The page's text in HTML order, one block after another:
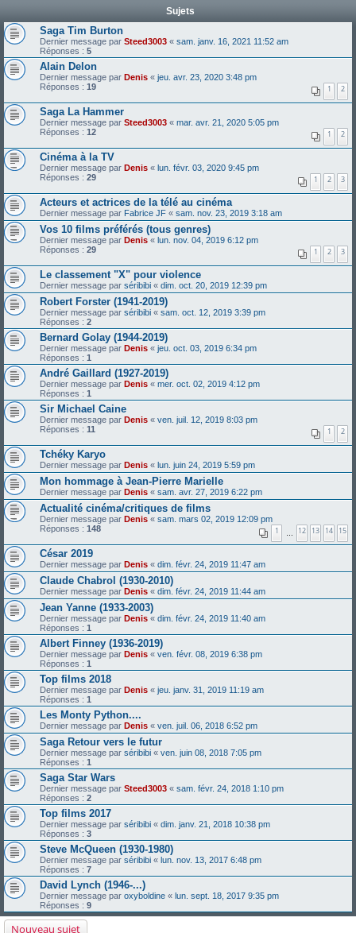
Sujets
Saga Tim Burton
Dernier message par Steed3003 « sam. janv. 16, 2021 11:52 am
Réponses : 5
Alain Delon
Dernier message par Denis « jeu. avr. 23, 2020 3:48 pm
Réponses : 19 1 2
Saga La Hammer
Dernier message par Steed3003 « mar. avr. 21, 2020 5:05 pm
Réponses : 12 1 2
Cinéma à la TV
Dernier message par Denis « lun. févr. 03, 2020 9:45 pm
Réponses : 29 1 2 3
Acteurs et actrices de la télé au cinéma
Dernier message par Fabrice JF « sam. nov. 23, 2019 3:18 am
Vos 10 films préférés (tous genres)
Dernier message par Denis « lun. nov. 04, 2019 6:12 pm
Réponses : 29 1 2 3
Le classement "X" pour violence
Dernier message par séribibi « dim. oct. 20, 2019 12:39 pm
Robert Forster (1941-2019)
Dernier message par séribibi « sam. oct. 12, 2019 3:39 pm
Réponses : 2
Bernard Golay (1944-2019)
Dernier message par Denis « jeu. oct. 03, 2019 6:34 pm
Réponses : 1
André Gaillard (1927-2019)
Dernier message par Denis « mer. oct. 02, 2019 4:12 pm
Réponses : 1
Sir Michael Caine
Dernier message par Denis « ven. juil. 12, 2019 8:03 pm
Réponses : 11 1 2
Tchéky Karyo
Dernier message par Denis « lun. juin 24, 2019 5:59 pm
Mon hommage à Jean-Pierre Marielle
Dernier message par Denis « sam. avr. 27, 2019 6:22 pm
Actualité cinéma/critiques de films
Dernier message par Denis « sam. mars 02, 2019 12:09 pm
Réponses : 148 1 … 12 13 14 15
César 2019
Dernier message par Denis « dim. févr. 24, 2019 11:47 am
Claude Chabrol (1930-2010)
Dernier message par Denis « dim. févr. 24, 2019 11:44 am
Jean Yanne (1933-2003)
Dernier message par Denis « dim. févr. 24, 2019 11:40 am
Réponses : 1
Albert Finney (1936-2019)
Dernier message par Denis « ven. févr. 08, 2019 6:38 pm
Réponses : 1
Top films 2018
Dernier message par Denis « jeu. janv. 31, 2019 11:19 am
Réponses : 1
Les Monty Python....
Dernier message par Denis « ven. juil. 06, 2018 6:52 pm
Saga Retour vers le futur
Dernier message par séribibi « ven. juin 08, 2018 7:05 pm
Réponses : 1
Saga Star Wars
Dernier message par Steed3003 « sam. févr. 24, 2018 1:10 pm
Réponses : 2
Top films 2017
Dernier message par séribibi « dim. janv. 21, 2018 10:38 pm
Réponses : 3
Steve McQueen (1930-1980)
Dernier message par séribibi « lun. nov. 13, 2017 6:48 pm
Réponses : 7
David Lynch (1946-...)
Dernier message par oxyboldine « lun. sept. 18, 2017 9:35 pm
Réponses : 9
Nouveau sujet